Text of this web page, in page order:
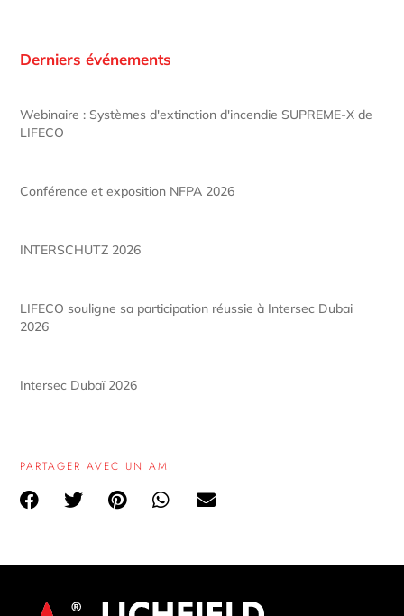
Derniers événements
Webinaire : Systèmes d'extinction d'incendie SUPREME-X de
LIFECO
Conférence et exposition NFPA 2026
INTERSCHUTZ 2026
LIFECO souligne sa participation réussie à Intersec Dubai
2026
Intersec Dubaï 2026
PARTAGER AVEC UN AMI